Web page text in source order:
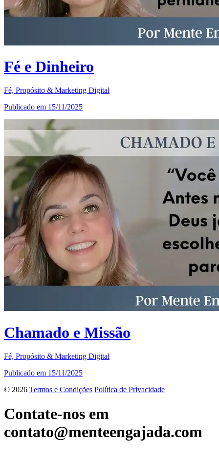
Fé e Dinheiro
Fé, Propósito & Marketing Digital
Publicado em 15/11/2025
Chamado e Missão
Fé, Propósito & Marketing Digital
Publicado em 15/11/2025
© 2026 Termos e Condições Política de Privacidade
Contate-nos em
contato@menteengajada.com